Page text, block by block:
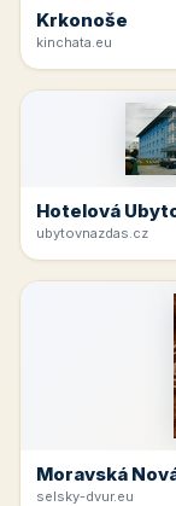
Krkonoše
kinchata.eu
Hotelová
ubytovnazdas.cz
Moravská
selsky-dvur.eu